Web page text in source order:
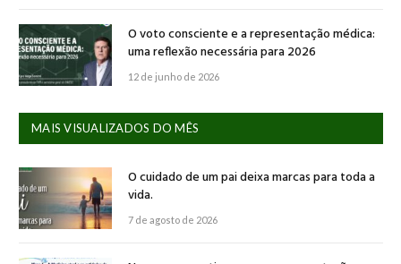
O voto consciente e a representação médica:
uma reflexão necessária para 2026
12 de junho de 2026
MAIS VISUALIZADOS DO MÊS
O cuidado de um pai deixa marcas para toda a
vida.
7 de agosto de 2026